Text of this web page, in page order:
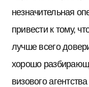
незначительная
привести к тому,
лучше всего
хорошо
визового